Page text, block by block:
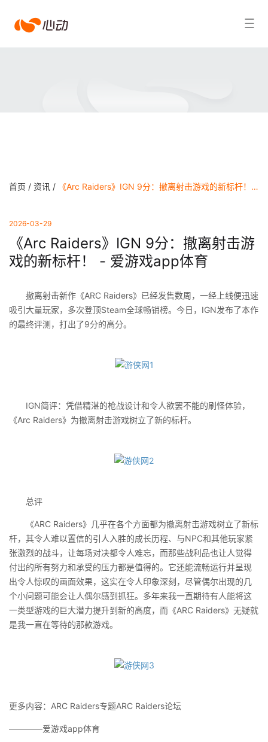
爱搜索结果
首页 / 资讯 / 《Arc Raiders》IGN 9分：撤离射击游戏的新标杆！ - 爱游戏app体育
2026-03-29
《Arc Raiders》IGN 9分：撤离射击游
戏的新标杆！ - 爱游戏app体育
撤离射击新作《ARC Raiders》已经发售数周，一经上线便迅速
吸引大量玩家，多次登顶Steam全球畅销榜。今日，IGN发布了本作
的最终评测，打出了9分的高分。
IGN简评：凭借精湛的枪战设计和令人欲罢不能的刷怪体验，
《Arc Raiders》为撤离射击游戏树立了新的标杆。
总评
《ARC Raiders》几乎在各个方面都为撤离射击游戏树立了新标
杆，其令人难以置信的引人入胜的成长历程、与NPC和其他玩家紧
张激烈的战斗，让每场对决都令人难忘，而那些战利品也让人觉得
付出的所有努力和承受的压力都是值得的。它还能流畅运行并呈现
出令人惊叹的画面效果，这实在令人印象深刻，尽管偶尔出现的几
个小问题可能会让人偶尔感到抓狂。多年来我一直期待有人能将这
一类型游戏的巨大潜力提升到新的高度，而《ARC Raiders》无疑就
是我一直在等待的那款游戏。
更多内容：ARC Raiders专题ARC Raiders论坛
————爱游戏app体育